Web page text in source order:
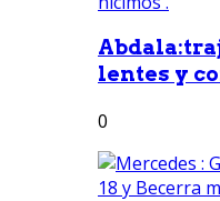
lentes y
0